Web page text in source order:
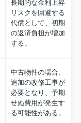
長期的な金利上昇
リスクを回避する
代償として、初期
の返済負担が増加
する。
中古物件の場合、
追加の改修工事が
必要となり、予期
せぬ費用が発生す
る可能性がある。